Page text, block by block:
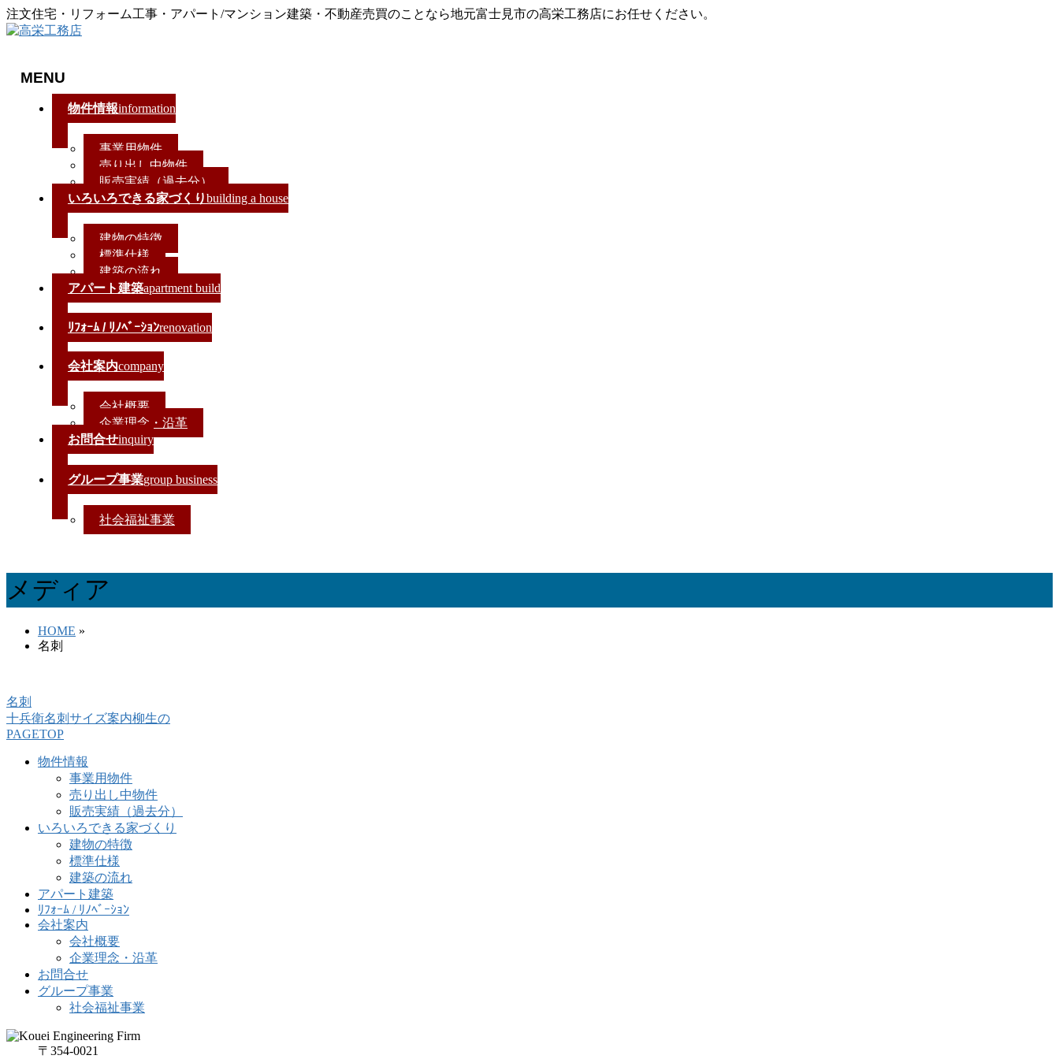
注文住宅・リフォーム工事・アパート/マンション建築・不動産売買のことなら地元富士見市の高栄工務店にお任せください。
MENU
物件情報information
事業用物件
売り出し中物件
販売実績（過去分）
いろいろできる家づくりbuilding a house
建物の特徴
標準仕様
建築の流れ
アパート建築apartment build
ﾘﾌｫｰﾑ / ﾘﾉﾍﾞｰｼｮﾝrenovation
会社案内company
会社概要
企業理念・沿革
お問合せinquiry
グループ事業group business
社会福祉事業
メディア
HOME »
名刺
名刺
十兵衛名刺サイズ案内柳生の
PAGETOP
物件情報
事業用物件
売り出し中物件
販売実績（過去分）
いろいろできる家づくり
建物の特徴
標準仕様
建築の流れ
アパート建築
ﾘﾌｫｰﾑ / ﾘﾉﾍﾞｰｼｮﾝ
会社案内
会社概要
企業理念・沿革
お問合せ
グループ事業
社会福祉事業
〒354-0021